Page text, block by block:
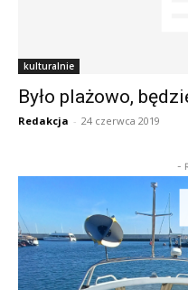
kulturalnie
Było plażowo,
Redakcja - 24 czerwca 2019
-